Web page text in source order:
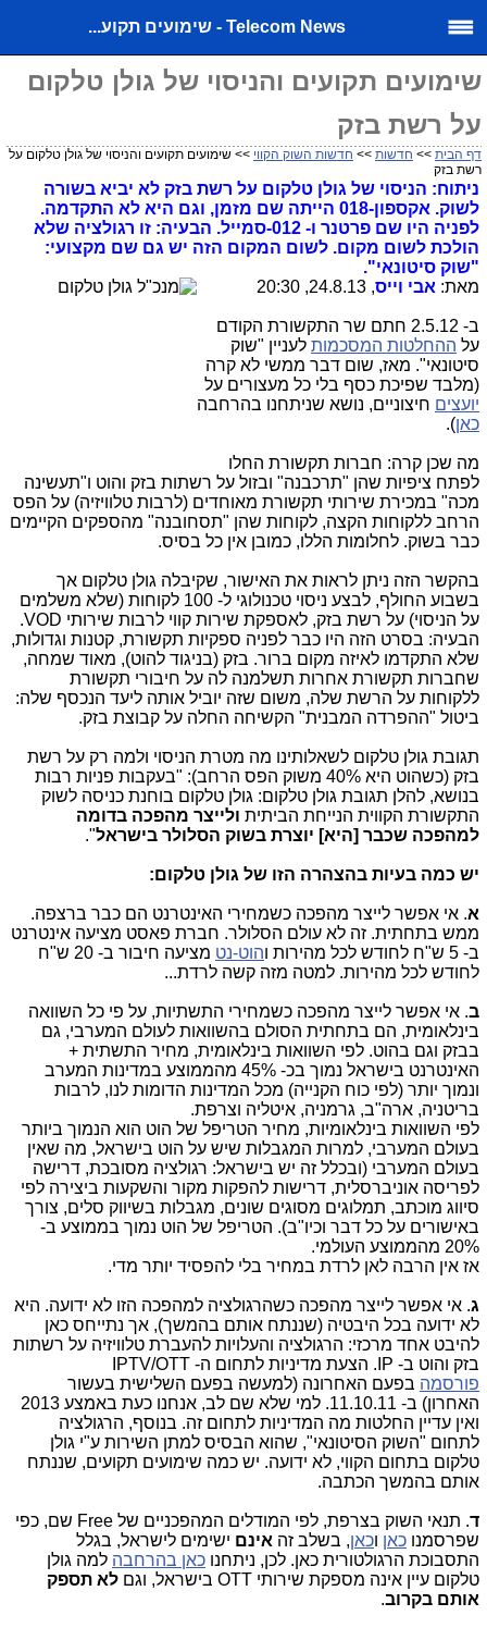
Telecom News - שימועים תקוע...
שימועים תקועים והניסוי של גולן טלקום
על רשת בזק
דף הבית >> חדשות >> חדשות השוק הקווי >> שימועים תקועים והניסוי של גולן טלקום על
רשת בזק
ניתוח: הניסוי של גולן טלקום על רשת בזק לא יביא בשורה
לשוק. אקספון-018 הייתה שם מזמן, וגם היא לא התקדמה.
לפניה היו שם פרטנר ו- 012-סמייל. הבעיה: זו רגולציה שלא
הולכת לשום מקום. לשום המקום הזה יש גם שם מקצועי:
"שוק סיטונאי".
מאת: אבי וייס, 24.8.13, 20:30
ב- 2.5.12 חתם שר התקשורת הקודם
על ההחלטות המסכמות לעניין "שוק
סיטונאי". מאז, שום דבר ממשי לא קרה
(מלבד שפיכת כסף בלי כל מעצורים על
יועצים חיצוניים, נושא שניתחנו בהרחבה
כאן).
מה שכן קרה: חברות תקשורת החלו
לפתח ציפיות שהן "תרכבנה" ובזול על רשתות בזק והוט ו"תעשינה
מכה" במכירת שירותי תקשורת מאוחדים (לרבות טלוויזיה) על הפס
הרחב ללקוחות הקצה, לקוחות שהן "תסחובנה" מהספקים הקיימים
כבר בשוק. לחלומות הללו, כמובן אין כל בסיס.
בהקשר הזה ניתן לראות את האישור, שקיבלה גולן טלקום אך
בשבוע החולף, לבצע ניסוי טכנולוגי ל- 100 לקוחות (שלא משלמים
על הניסוי) על רשת בזק, לאספקת שירות קווי לרבות שירותי VOD.
הבעיה: בסרט הזה היו כבר לפניה ספקיות תקשורת, קטנות וגדולות,
שלא התקדמו לאיזה מקום ברור. בזק (בניגוד להוט), מאוד שמחה,
שחברות תקשורת אחרות תשלמנה לה על חיבורי תקשורת
ללקוחות על הרשת שלה, משום שזה יוביל אותה ליעד הנכסף שלה:
ביטול "ההפרדה המבנית" הקשיחה החלה על קבוצת בזק.
תגובת גולן טלקום לשאלותינו מה מטרת הניסוי ולמה רק על רשת
בזק (כשהוט היא 40% משוק הפס הרחב): "בעקבות פניות רבות
בנושא, להלן תגובת גולן טלקום: גולן טלקום בוחנת כניסה לשוק
התקשורת הקווית הנייחת הביתית ולייצר מהפכה בדומה
למהפכה שכבר [היא] יוצרת בשוק הסלולר בישראל".
יש כמה בעיות בהצהרה הזו של גולן טלקום:
א. אי אפשר לייצר מהפכה כשמחירי האינטרנט הם כבר ברצפה.
ממש בתחתית. זה לא עולם הסלולר. חברת פאסט מציעה אינטרנט
ב- 5 ש"ח לחודש לכל מהירות ו
הוט-נט
מציעה חיבור ב- 20 ש"ח
לחודש לכל מהירות. למטה מזה קשה לרדת...
ב. אי אפשר לייצר מהפכה כשמחירי התשתיות, על פי כל השוואה
בינלאומית, הם בתחתית הסולם בהשוואות לעולם המערבי, גם
בבזק וגם בהוט. לפי השוואות בינלאומית, מחיר התשתית +
האינטרנט בישראל נמוך בכ- 45% מהממוצע במדינות המערב
ונמוך יותר (לפי כוח הקנייה) מכל המדינות הדומות לנו, לרבות
בריטניה, ארה"ב, גרמניה, איטליה וצרפת.
לפי השוואות בינלאומיות, מחיר הטריפל של הוט הוא הנמוך ביותר
בעולם המערבי, למרות המגבלות שיש על הוט בישראל, מה שאין
בעולם המערבי (ובכלל זה יש בישראל: רגולציה מסובכת, דרישה
לפריסה אוניברסלית, דרישות להפקות מקור והשקעות ביצירה לפי
סיווג מוכתב, תמלוגים מסוגים שונים, מגבלות בשיווק סלים, צורך
באישורים על כל דבר וכיו"ב). הטריפל של הוט נמוך בממוצע ב-
20% מהממוצע העולמי.
אז אין הרבה לאן לרדת במחיר בלי להפסיד יותר מדי.
ג. אי אפשר לייצר מהפכה כשהרגולציה למהפכה הזו לא ידועה. היא
לא ידועה בכל היבטיה (שננתח אותם בהמשך), אך נתייחס כאן
להיבט אחד מרכזי: הרגולציה והעלויות להעברת טלוויזיה על רשתות
בזק והוט ב- IP. הצעת מדיניות לתחום ה- IPTV/OTT
פורסמה בפעם האחרונה (למעשה בפעם השלישית בעשור
האחרון) ב- 11.10.11. למי שלא שם לב, אנחנו כעת באמצע 2013
ואין עדיין החלטות מה המדיניות לתחום זה. בנוסף, הרגולציה
לתחום "השוק הסיטונאי", שהוא הבסיס למתן השירות ע"י גולן
טלקום בתחום הקווי, לא ידועה. יש כמה שימועים תקועים, שננתח
אותם בהמשך הכתבה.
ד
. תנאי השוק בצרפת, לפי המודלים המהפכניים של Free שם, כפי
שפרסמנו כאן וכאן, בשלב זה אינם ישימים לישראל, בגלל
התסבוכת הרגולטורית כאן. לכן, ניתחנו כאן בהרחבה למה גולן
טלקום עיין אינה מספקת שירותי OTT בישראל, וגם
לא תספק
אותם בקרוב.